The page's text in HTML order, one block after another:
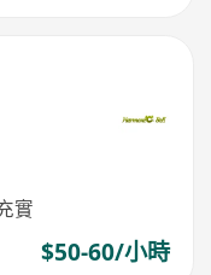
實
$50-60/小時